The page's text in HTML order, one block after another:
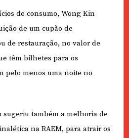
de consumo, Wong Kin
de um cupão de
de restauração, no valor de
têm bilhetes para os
pelo menos uma noite no
sugeriu também a melhoria de
na RAEM, para atrair os